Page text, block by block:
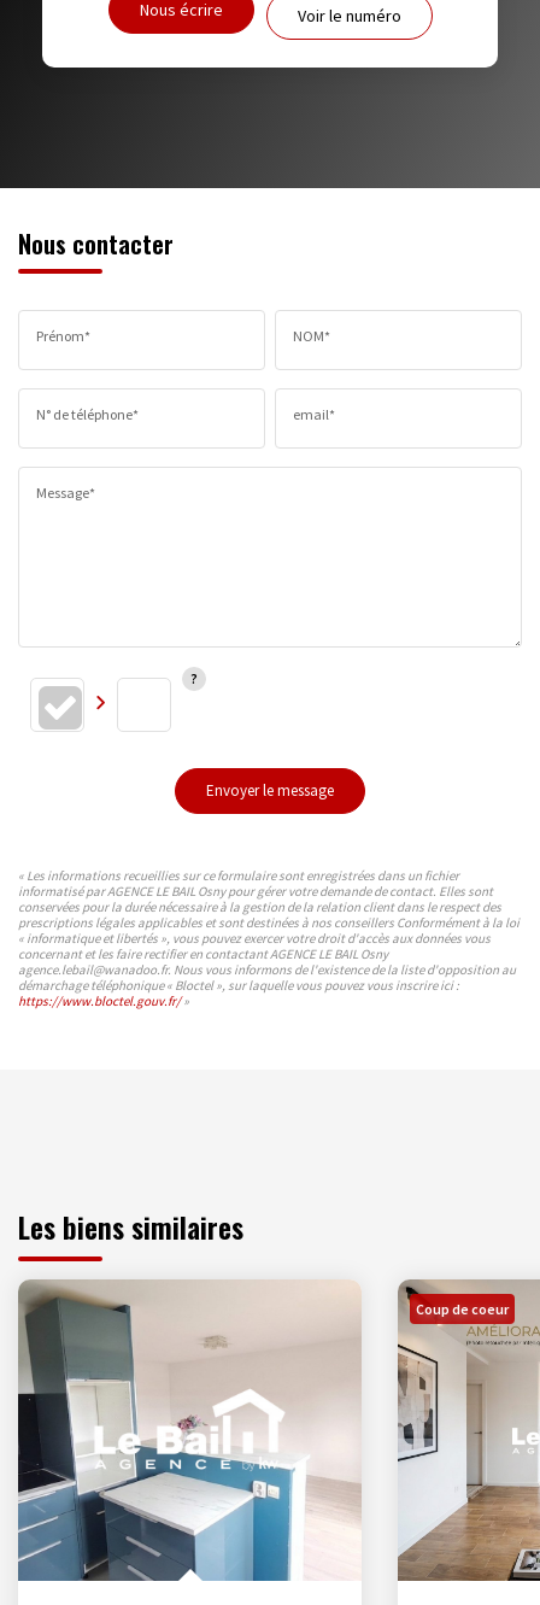
RESTAURANTS ET CAFÉS COMMERCES
Nous écrire Voir le numéro
Nous contacter
Prénom* NOM*
N° de téléphone* email*
Message*
Envoyer le message
« Les informations recueillies sur ce formulaire sont enregistrées dans un fichier
informatisé par AGENCE LE BAIL Osny pour gérer votre demande de contact. Elles sont
conservées pour la durée nécessaire à la gestion de la relation client dans le respect des
prescriptions légales applicables et sont destinées à nos conseillers Conformément à la loi
« informatique et libertés », vous pouvez exercer votre droit d'accès aux données vous
concernant et les faire rectifier en contactant AGENCE LE BAIL Osny
agence.lebail@wanadoo.fr. Nous vous informons de l'existence de la liste d'opposition au
démarchage téléphonique « Bloctel », sur laquelle vous pouvez vous inscrire ici :
https://www.bloctel.gouv.fr/»
Les biens similaires
Coup de coeur